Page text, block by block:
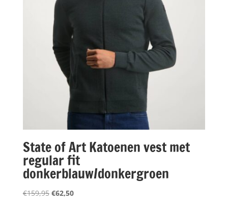
State of Art Katoenen vest met
regular fit
donkerblauw/donkergroen
€159,95 Oorspronkelijke
€62,50Huidige